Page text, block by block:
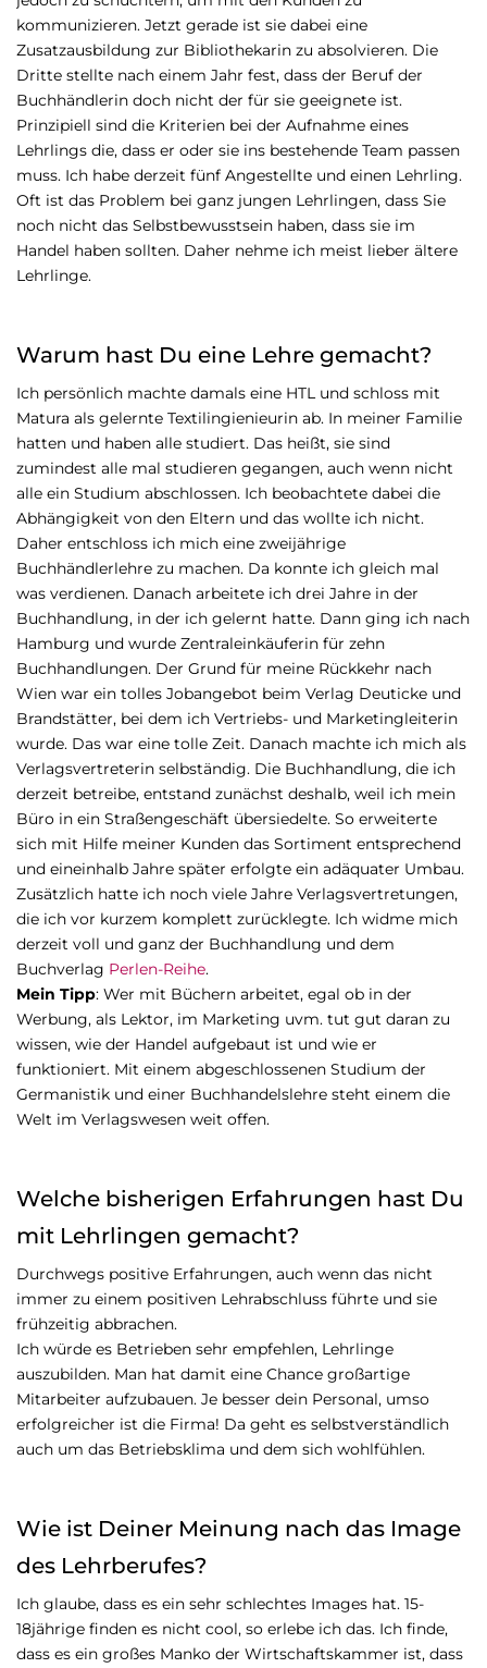
kommunizieren. Jetzt gerade ist sie dabei eine
Zusatzausbildung zur Bibliothekarin zu absolvieren. Die
Dritte stellte nach einem Jahr fest, dass der Beruf der
Buchhändlerin doch nicht der für sie geeignete ist.
Prinzipiell sind die Kriterien bei der Aufnahme eines
Lehrlings die, dass er oder sie ins bestehende Team passen
muss. Ich habe derzeit fünf Angestellte und einen Lehrling.
Oft ist das Problem bei ganz jungen Lehrlingen, dass Sie
noch nicht das Selbstbewusstsein haben, dass sie im
Handel haben sollten. Daher nehme ich meist lieber ältere
Lehrlinge.
Warum hast Du eine Lehre gemacht?
Ich persönlich machte damals eine HTL und schloss mit
Matura als gelernte Textilingienieurin ab. In meiner Familie
hatten und haben alle studiert. Das heißt, sie sind
zumindest alle mal studieren gegangen, auch wenn nicht
alle ein Studium abschlossen. Ich beobachtete dabei die
Abhängigkeit von den Eltern und das wollte ich nicht.
Daher entschloss ich mich eine zweijährige
Buchhändlerlehre zu machen. Da konnte ich gleich mal
was verdienen. Danach arbeitete ich drei Jahre in der
Buchhandlung, in der ich gelernt hatte. Dann ging ich nach
Hamburg und wurde Zentraleinkäuferin für zehn
Buchhandlungen. Der Grund für meine Rückkehr nach
Wien war ein tolles Jobangebot beim Verlag Deuticke und
Brandstätter, bei dem ich Vertriebs- und Marketingleiterin
wurde. Das war eine tolle Zeit. Danach machte ich mich als
Verlagsvertreterin selbständig. Die Buchhandlung, die ich
derzeit betreibe, entstand zunächst deshalb, weil ich mein
Büro in ein Straßengeschäft übersiedelte. So erweiterte
sich mit Hilfe meiner Kunden das Sortiment entsprechend
und eineinhalb Jahre später erfolgte ein adäquater Umbau.
Zusätzlich hatte ich noch viele Jahre Verlagsvertretungen,
die ich vor kurzem komplett zurücklegte. Ich widme mich
derzeit voll und ganz der Buchhandlung und dem
Buchverlag Perlen-Reihe.
Mein Tipp: Wer mit Büchern arbeitet, egal ob in der
Werbung, als Lektor, im Marketing uvm. tut gut daran zu
wissen, wie der Handel aufgebaut ist und wie er
funktioniert. Mit einem abgeschlossenen Studium der
Germanistik und einer Buchhandelslehre steht einem die
Welt im Verlagswesen weit offen.
Welche bisherigen Erfahrungen hast Du
mit Lehrlingen gemacht?
Durchwegs positive Erfahrungen, auch wenn das nicht
immer zu einem positiven Lehrabschluss führte und sie
frühzeitig abbrachen.
Ich würde es Betrieben sehr empfehlen, Lehrlinge
auszubilden. Man hat damit eine Chance großartige
Mitarbeiter aufzubauen. Je besser dein Personal, umso
erfolgreicher ist die Firma! Da geht es selbstverständlich
auch um das Betriebsklima und dem sich wohlfühlen.
Wie ist Deiner Meinung nach das Image
des Lehrberufes?
Ich glaube, dass es ein sehr schlechtes Images hat. 15-
18jährige finden es nicht cool, so erlebe ich das. Ich finde,
dass es ein großes Manko der Wirtschaftskammer ist, dass